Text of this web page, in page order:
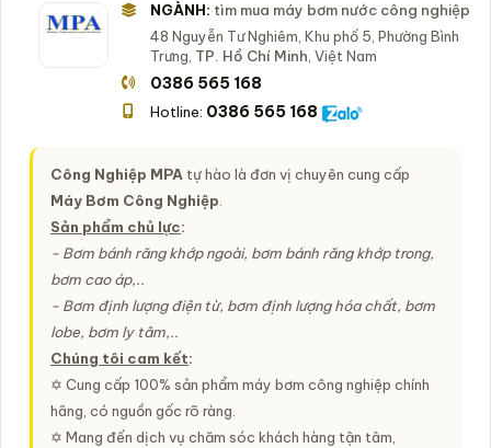
NGÀNH: tìm mua máy bơm nước công nghiệp
48 Nguyễn Tư Nghiêm, Khu phố 5, Phường Bình
Trưng, TP. Hồ Chí Minh, Việt Nam
0386 565 168
Hotline: 0386 565 168
Công Nghiệp MPA tự hào là đơn vị chuyên cung cấp
Máy Bơm Công Nghiệp.
Sản phẩm chủ lực:
- Bơm bánh răng khớp ngoài, bơm bánh răng khớp trong,
bơm cao áp,..
- Bơm định lượng điện từ, bơm định lượng hóa chất, bơm
lobe, bơm ly tâm,..
Chúng tôi cam kết:
✡ Cung cấp 100% sản phẩm máy bơm công nghiệp chính
hãng, có nguồn gốc rõ ràng.
✡ Mang đến dịch vụ chăm sóc khách hàng tận tâm,